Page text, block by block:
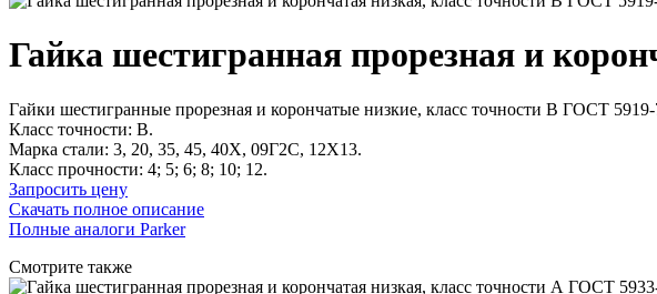
Гайка шестигранная прорезная и
Гайки шестигранные прорезная и корончатые низкие, класс точности В ГОСТ 5919-
Класс точности: B.
Марка стали: 3, 20, 35, 45, 40Х, 09Г2С, 12Х13.
Класс прочности: 4; 5; 6; 8; 10; 12.
Запросить цену
Скачать полное описание
Полные аналоги Parker
Смотрите также